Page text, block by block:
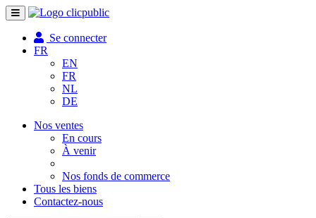
Toggle
navigation
Se connecter
FR
EN
FR
NL
DE
Nos ventes
En cours
À venir
Nos fonds de commerce
Tous les biens
Contactez-nous